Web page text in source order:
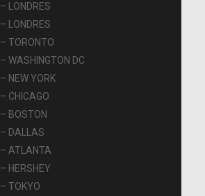
– LONDRES
– LONDRES
– TORONTO
– WASHINGTON DC
– NEW YORK
– CHICAGO
– BOSTON
– DALLAS
– ATLANTA
– HERSHEY
– TOKYO